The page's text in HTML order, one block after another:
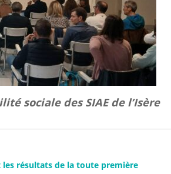
sociale des SIAE de l’Isère
résultats de la toute première